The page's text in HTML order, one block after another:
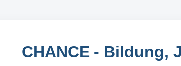
CHANCE - Bildung,